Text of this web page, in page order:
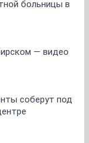
больницы в
— видео
соберут под